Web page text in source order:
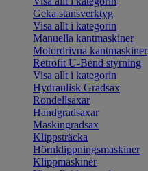
Geka stansverktyg
Visa allt i kategorin
Manuella kantmaskiner
Motordrivna kantmaskiner
Retrofit U-Bend styrning
Visa allt i kategorin
Hydraulisk Gradsax
Rondellsaxar
Handgradsaxar
Maskingradsax
Klippsträcka
Hörnklippningsmaskiner
Klippmaskiner